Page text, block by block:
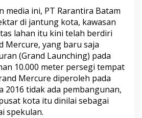
media ini, PT Rarantira Batam
di jantung kota, kawasan
lahan itu kini telah berdiri
Mercure, yang baru saja
(Grand Launching) pada
10.000 meter persegi tempat
Mercure diperoleh pada
2016 tidak ada pembangunan,
kota itu dinilai sebagai
spekulan.